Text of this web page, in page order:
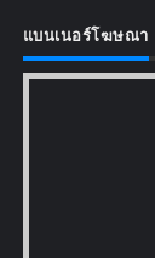
แบนเนอร์โฆษณา